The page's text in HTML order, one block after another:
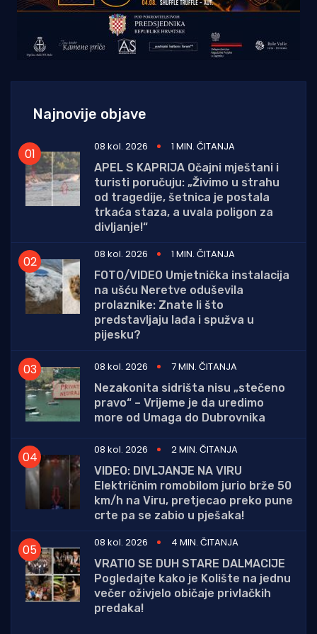
Najnovije objave
08 kol. 2026
1 MIN. ČITANJA
APEL S KAPRIJA Očajni mještani i
turisti poručuju: „Živimo u strahu
od tragedije, šetnica je postala
trkaća staza, a uvala poligon za
divljanje!“
08 kol. 2026
1 MIN. ČITANJA
FOTO/VIDEO Umjetnička instalacija
na ušću Neretve oduševila
prolaznike: Znate li što
predstavljaju lađa i spužva u
pijesku?
08 kol. 2026
7 MIN. ČITANJA
Nezakonita sidrišta nisu „stečeno
pravo“ – Vrijeme je da uredimo
more od Umaga do Dubrovnika
08 kol. 2026
2 MIN. ČITANJA
VIDEO: DIVLJANJE NA VIRU
Električnim romobilom jurio brže 50
km/h na Viru, pretjecao preko pune
crte pa se zabio u pješaka!
08 kol. 2026
4 MIN. ČITANJA
VRATIO SE DUH STARE DALMACIJE
Pogledajte kako je Kolište na jednu
večer oživjelo običaje privlačkih
predaka!